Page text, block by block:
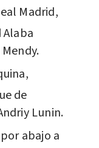
Madrid,
Alaba
de
Lunin.
abajo a